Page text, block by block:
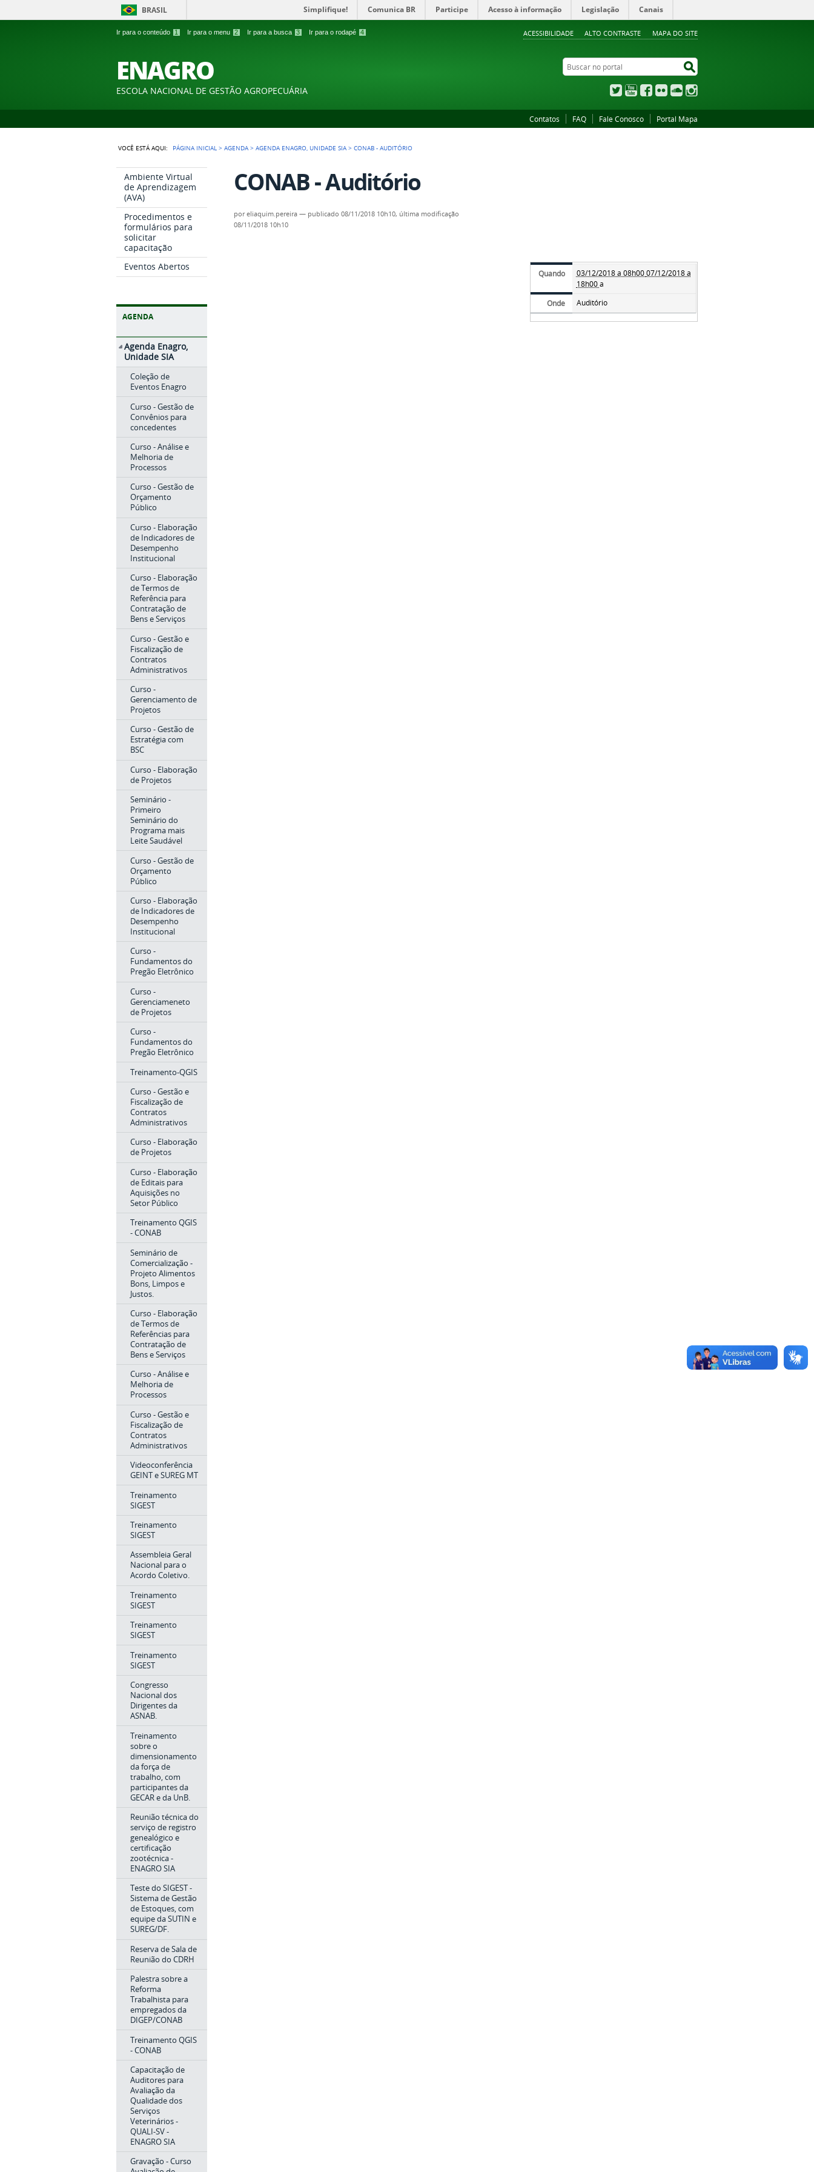
Ir para o conteúdo 1 Ir para o menu 2 Ir para a busca 3 Ir para o rodapé 4 ACESSIBILIDADE ALTO CONTRASTE MAPA DO SITE
BRASIL Simplifique! Comunica BR Participe Acesso à informação Legislação Canais
ENAGRO
ESCOLA NACIONAL DE GESTÃO AGROPECUÁRIA
Buscar no portal
TwitterYouTubeFacebook
Flickr SoundCloud
Contatos FAQ Fale Conosco Portal Mapa
VOCÊ ESTÁ AQUI: PÁGINA INICIAL >AGENDA >AGENDA ENAGRO, UNIDADE SIA >CONAB - AUDITÓRIO
Ambiente Virtual
de Aprendizagem
(AVA)
Procedimentos e
formulários para
solicitar
capacitação
Eventos Abertos
AGENDA
Agenda Enagro,
Unidade SIA
Coleção de
Eventos Enagro
Curso - Gestão de
Convênios para
concedentes
Curso - Análise e
Melhoria de
Processos
Curso - Gestão de
Orçamento
Público
Curso - Elaboração
de Indicadores de
Desempenho
Institucional
Curso - Elaboração
de Termos de
Referência para
Contratação de
Bens e Serviços
Curso - Gestão e
Fiscalização de
Contratos
Administrativos
Curso -
Gerenciamento de
Projetos
Curso - Gestão de
Estratégia com
BSC
Curso - Elaboração
de Projetos
Seminário -
Primeiro
Seminário do
Programa mais
Leite Saudável
Curso - Gestão de
Orçamento
Público
Curso - Elaboração
de Indicadores de
Desempenho
Institucional
Curso -
Fundamentos do
Pregão Eletrônico
Curso -
Gerenciameneto
de Projetos
Curso -
Fundamentos do
Pregão Eletrônico
Treinamento-QGIS
Curso - Gestão e
Fiscalização de
Contratos
Administrativos
Curso - Elaboração
de Projetos
Curso - Elaboração
de Editais para
Aquisições no
Setor Público
Treinamento QGIS
- CONAB
Seminário de
Comercialização -
Projeto Alimentos
Bons, Limpos e
Justos.
Curso - Elaboração
de Termos de
Referências para
Contratação de
Bens e Serviços
Curso - Análise e
Melhoria de
Processos
Curso - Gestão e
Fiscalização de
Contratos
Administrativos
Videoconferência
GEINT e SUREG MT
Treinamento
SIGEST
Treinamento
SIGEST
Assembleia Geral
Nacional para o
Acordo Coletivo.
Treinamento
SIGEST
Treinamento
SIGEST
Treinamento
SIGEST
Congresso
Nacional dos
Dirigentes da
ASNAB.
Treinamento
sobre o
dimensionamento
da força de
trabalho, com
participantes da
GECAR e da UnB.
Reunião técnica do
serviço de registro
genealógico e
certificação
zootécnica -
ENAGRO SIA
Teste do SIGEST -
Sistema de Gestão
de Estoques, com
equipe da SUTIN e
SUREG/DF.
Reserva de Sala de
Reunião do CDRH
Palestra sobre a
Reforma
Trabalhista para
empregados da
DIGEP/CONAB
Treinamento QGIS
- CONAB
Capacitação de
Auditores para
Avaliação da
Qualidade dos
Serviços
Veterinários -
QUALI-SV -
ENAGRO SIA
Gravação - Curso
CONAB - Auditório
poreliaquim.pereira — publicado 08/11/2018 10h10, última modificação
08/11/2018 10h10
Quando 03/12/2018 a 08h0007/12/2018 a
18h00a
Onde
Auditório